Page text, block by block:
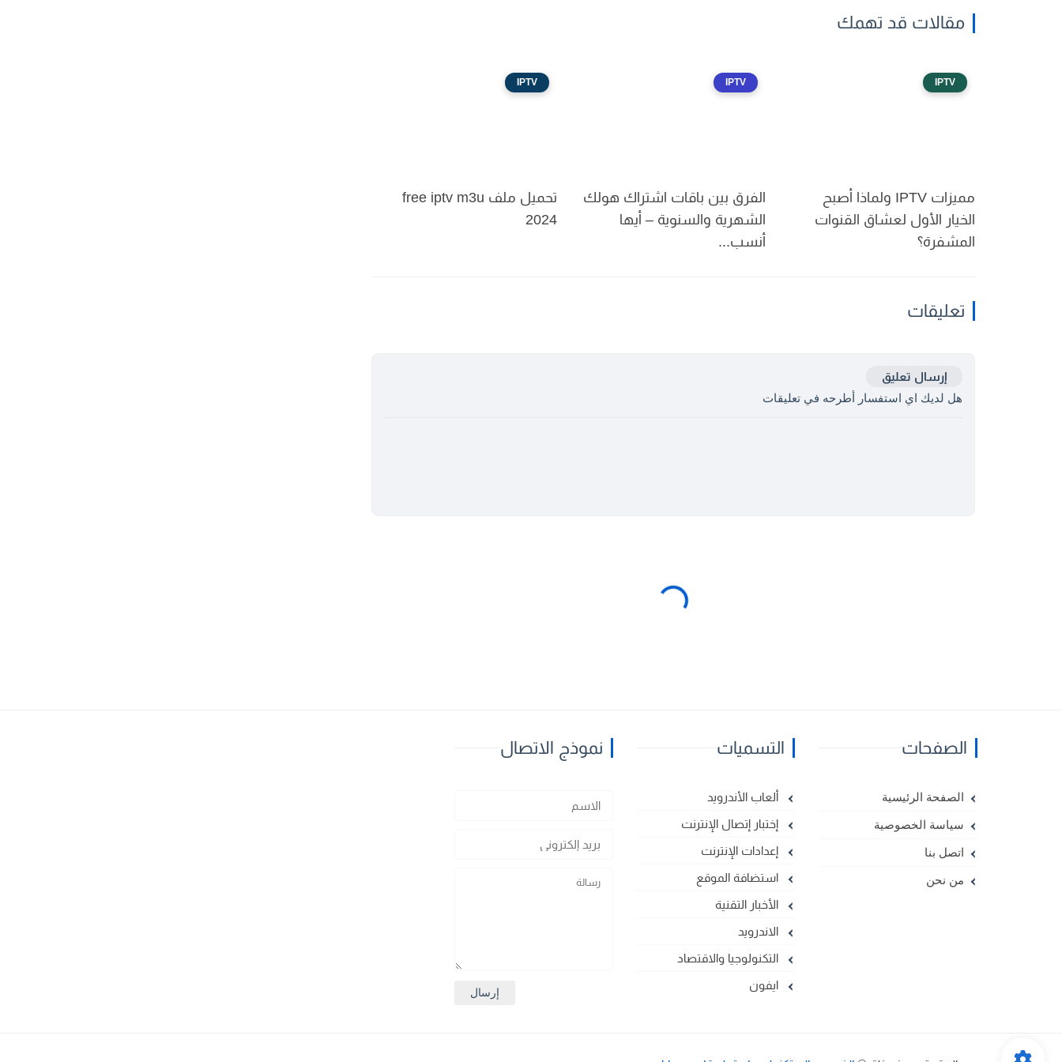
مقالات قد تهمك
IPTV
مميزات IPTV ولماذا أصبح
الخيار الأول لعشاق القنوات
المشفرة؟
IPTV
الفرق بين باقات اشتراك هولك
الشهرية والسنوية – أيها
أنسب...
IPTV
تحميل ملف free iptv m3u
2024
تعليقات
إرسال تعليق
هل لديك اي استفسار أطرحه في تعليقات
الصفحات
الصفحة الرئيسية
سياسة الخصوصية
اتصل بنا
من نحن
التسميات
ألعاب الأندرويد
إختبار إتصال الإنترنت
إعدادات الإنترنت
استضافة الموقع
الأخبار التقنية
الاندرويد
التكنولوجيا والاقتصاد
ايفون
نموذج الاتصال